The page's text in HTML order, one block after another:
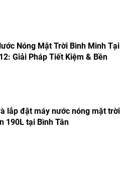
Nóng Mặt Trời Bình Minh Tại
Giải Pháp Tiết Kiệm & Bền
lắp đặt máy nước nóng mặt trời
190L tại Bình Tân